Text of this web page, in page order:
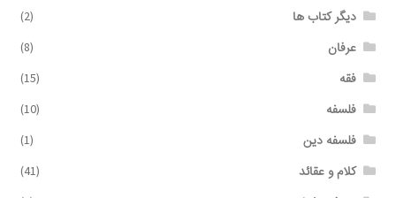
دیگر کتاب ها (2)
عرفان (8)
فقه (15)
فلسفه (10)
فلسفه دین (1)
کلام و عقائد (41)